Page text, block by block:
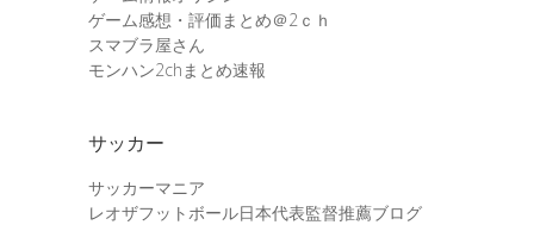
ゲーム感想・評価まとめ＠2ｃｈ
スマブラ屋さん
モンハン2chまとめ速報
サッカー
サッカーマニア
レオザフットボール日本代表監督推薦ブログ